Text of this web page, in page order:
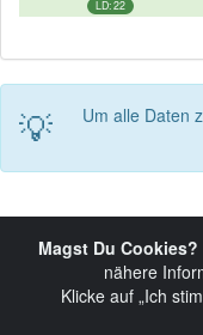
LD: 22
💡 Um alle Daten
© 2019-
Magst Du Cookies?
nähere
Klicke auf „Ich